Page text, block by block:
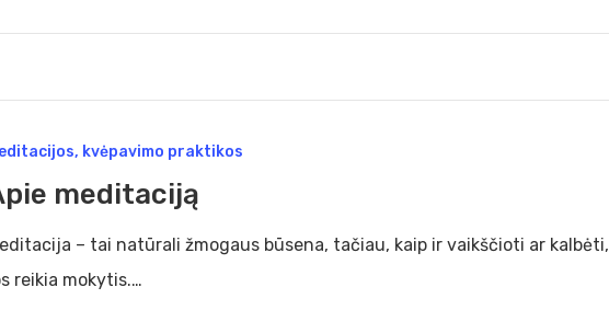
kvėpavimo praktikos
meditaciją
– tai natūrali žmogaus būsena, tačiau, kaip ir vaikščioti ar kalbėti,
reikia mokytis.…